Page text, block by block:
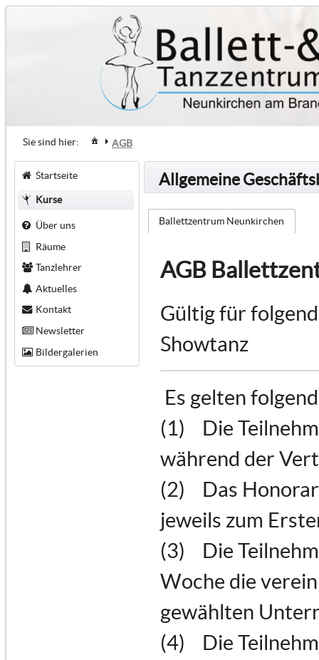
Sie sind hier: AGB
Startseite
Kurse
Über uns
Räume
Tanzlehrer
Aktuelles
Kontakt
Newsletter
Bildergalerien
Allgemeine
Ballettzentrum Neunkirchen
AGB
Gültig für
Showtanz
Es gelten
(1) Die
während der
(2) Das Honorar
jeweils zum
(3) Die
Woche die
gewählten
(4) Die